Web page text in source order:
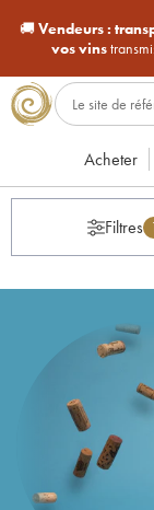
🚚Vendeurs :
vos vins
Acheter
Filtres